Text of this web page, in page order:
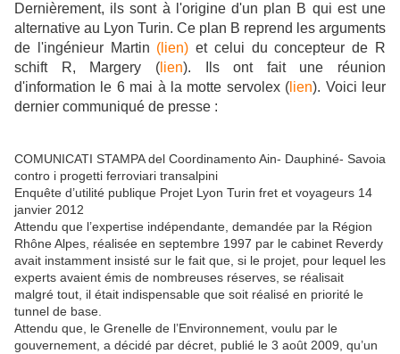
Dernièrement, ils sont à l'origine d'un plan B qui est une
alternative au Lyon Turin. Ce plan B reprend les arguments
de l'ingénieur Martin (lien) et celui du concepteur de R
schift R, Margery (lien). Ils ont fait une réunion
d'information le 6 mai à la motte servolex ( lien). Voici leur
dernier communiqué de presse :
COMUNICATI STAMPA del Coordinamento Ain- Dauphiné- Savoia
contro i progetti ferroviari transalpini
Enquête d’utilité publique Projet Lyon Turin fret et voyageurs 14
janvier 2012
Attendu que l’expertise indépendante, demandée par la Région
Rhône Alpes, réalisée en septembre 1997 par le cabinet Reverdy
avait instamment insisté sur le fait que, si le projet, pour lequel les
experts avaient émis de nombreuses réserves, se réalisait
malgré tout, il était indispensable que soit réalisé en priorité le
tunnel de base.
Attendu que, le Grenelle de l’Environnement, voulu par le
gouvernement, a décidé par décret, publié le 3 août 2009, qu’un